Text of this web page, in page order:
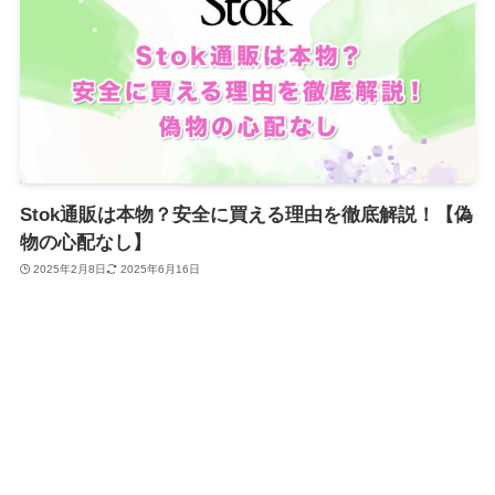
Stok通販は本物？安全に買える理由を徹底解説！【偽
物の心配なし】
2025年2月8日 2025年6月16日